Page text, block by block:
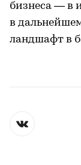
бизнеса — в
в
ландшафт в